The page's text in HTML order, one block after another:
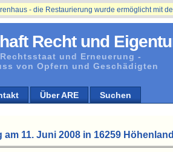
Recht und
und Erneuerung -
von Opfern und Geschädigten
Über ARE Suchen
- die Restaurierung wurde ermöglicht mit der
11. Juni 2008 in 16259